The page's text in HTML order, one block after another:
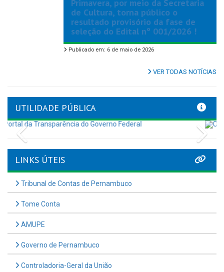
Primavera, por meio da Secretaria
de Cultura, torna público o
resultado provisório da fase de
seleção do Edital nº 001/2026 !
Publicado em: 6 de maio de 2026
VER TODAS NOTÍCIAS
UTILIDADE PÚBLICA
Previous
LINKS ÚTEIS
Tribunal de Contas de Pernambuco
Tome Conta
AMUPE
Governo de Pernambuco
Controladoria-Geral da União